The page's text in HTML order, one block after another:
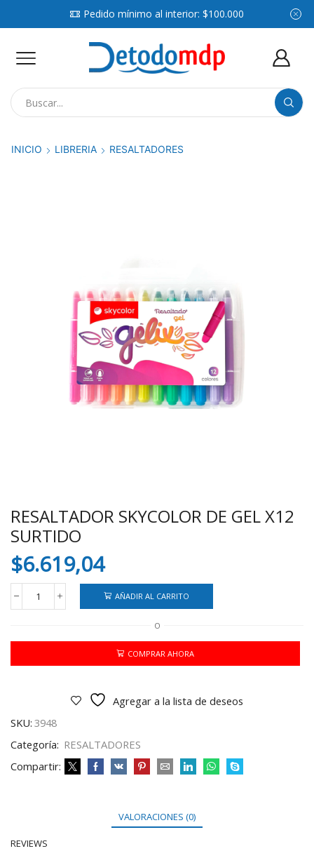
Pedido mínimo al interior: $100.000
INICIO LIBRERIA RESALTADORES
RESALTADOR SKYCOLOR DE GEL X12
SURTIDO
$6.619,04
RESALTADOR
SKYCOLOR
GEL
SURTIDO
AÑADIR AL CARRITO
O
COMPRAR AHORA
Agregar a la lista de deseos
SKU: 3948
Categoría: RESALTADORES
Compartir:
VALORACIONES (0)
REVIEWS